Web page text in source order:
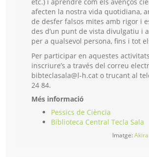
etc.) i aprendre com els avenços
afecten la nostra vida quotidiana,
de desfer falsos mites amb rigor i
des d’un punt de vista divulgatiu i
per a qualsevol persona, fins i tot
Per participar en aquestes
inscriure’s a través del correu
bibteclasala@l-h.cat o trucant al
24 84.
Més informació
Pessics de Ciència
Biblioteca Central Tecla Sala
Imatge: